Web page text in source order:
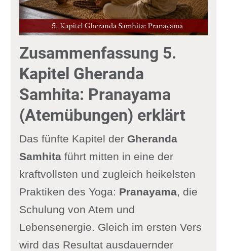
Zusammenfassung 5.
Kapitel Gheranda
Samhita: Pranayama
(Atemübungen) erklärt
Das fünfte Kapitel der Gheranda
Samhitaführt mitten in eine der
kraftvollsten und zugleich heikelsten
Praktiken des Yoga: Pranayama, die
Schulung von Atem und
Lebensenergie. Gleich im ersten Vers
wird das Resultat ausdauernder